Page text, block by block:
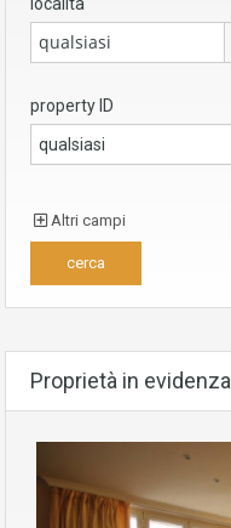
qualsiasi
property ID
Altri campi
Proprietà in evidenza